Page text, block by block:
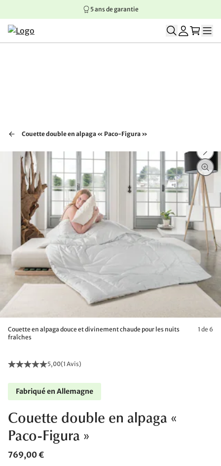
Aller au contenu principal
Aller à la navigation principale
Aller au pied de page
5 ans de garantie
Couette double en alpaga « Paco-Figura »
Couette en alpaga douce et divinement chaude pour les nuits
fraîches
1 de 6
5,00(1 Avis)
Fabriqué en Allemagne
Couette double en alpaga «
Paco-Figura »
769,00 €